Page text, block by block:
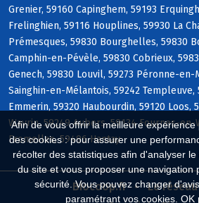
Afin de vous offrir la meilleure expérience
des cookies : pour assurer une
récolter des statistiques afin d'analyser
du site et vous proposer une navigation
sécurité. Vous pouvez changer
paramétrant vos cookies. OK
Grenier, 59160 Capinghem, 59193
Frelinghien, 59116 Houplines, 59930 La
Prémesques, 59830 Bourghelles, 59830
Camphin-en-Pévèle, 59830 Cobrieux,
Genech, 59830 Louvil, 59273 Péronne-en-
Sainghin-en-Mélantois, 59242 Templeuve,
Emmerin, 59320 Haubourdin, 59120 Loos,
Wavrin, 59249 Aubers, 59134 Fournes-en-
Fromelles, 59496 Hantay
Biocoop.fr
Le